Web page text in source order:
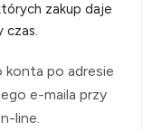
zakup daje
czas.
po adresie
e-maila przy
line.